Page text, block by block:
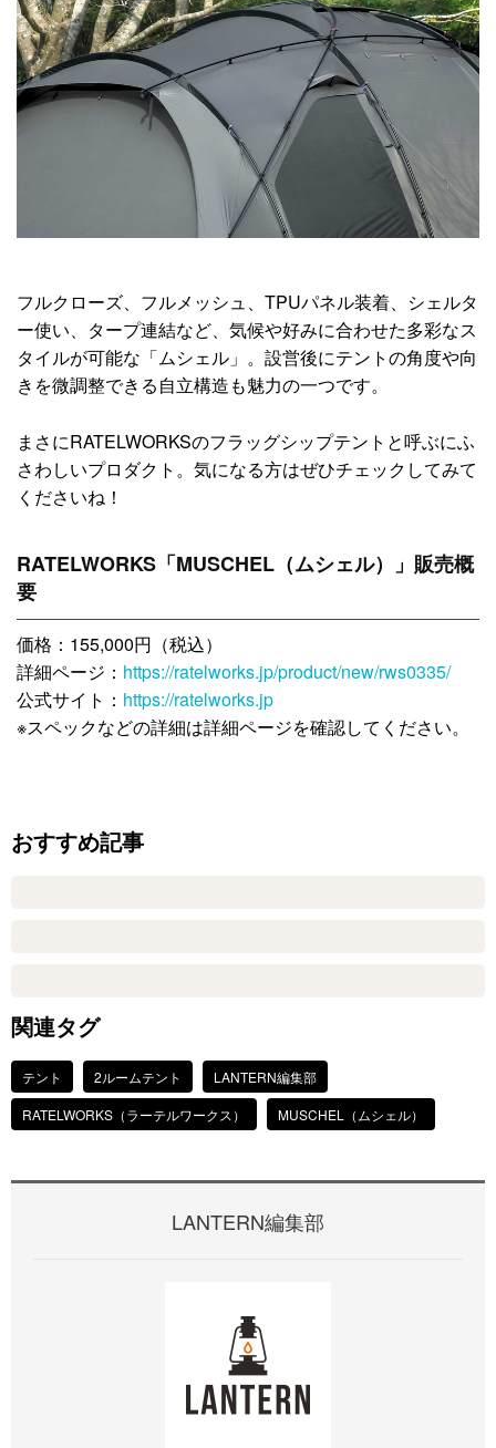
フルクローズ、フルメッシュ、TPUパネル装着、シェルタ
ー使い、タープ連結など、気候や好みに合わせた多彩なス
タイルが可能な「ムシェル」。設営後にテントの角度や向
きを微調整できる自立構造も魅力の一つです。
まさにRATELWORKSのフラッグシップテントと呼ぶにふ
さわしいプロダクト。気になる方はぜひチェックしてみて
くださいね！
RATELWORKS「MUSCHEL（ムシェル）」販売概
要
価格：155,000円（税込）
詳細ページ： https://ratelworks.jp/product/new/rws0335/
公式サイト： https://ratelworks.jp
※スペックなどの詳細は詳細ページを確認してください。
おすすめ記事
関連タグ
テント 2ルームテント
LANTERN編集部
RATELWORKS（ラーテルワークス）
MUSCHEL（ムシェル）
LANTERN編集部